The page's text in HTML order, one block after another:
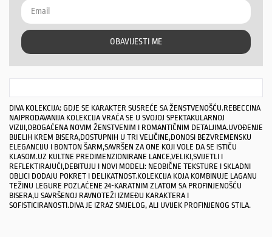
OBAVIJESTI ME
DIVA KOLEKCIJA: GDJE SE KARAKTER SUSREĆE SA ŽENSTVENOŠĆU.REBECCINA
NAJPRODAVANIJA KOLEKCIJA VRAĆA SE U SVOJOJ SPEKTAKULARNOJ
VIZIJI,OBOGAĆENA NOVIM ŽENSTVENIM I ROMANTIČNIM DETALJIMA.UVOĐENJE
BIJELIH KREM ​​BISERA,DOSTUPNIH U TRI VELIČINE,DONOSI BEZVREMENSKU
ELEGANCIJU I BONTON ŠARM,SAVRŠEN ZA ONE KOJI VOLE DA SE ISTIČU
KLASOM.UZ KULTNE PREDIMENZIONIRANE LANCE,VELIKI,SVIJETLI I
REFLEKTIRAJUĆI,DEBITUJU I NOVI MODELI: NEOBIČNE TEKSTURE I SKLADNI
OBLICI DODAJU POKRET I DELIKATNOST.KOLEKCIJA KOJA KOMBINUJE LAGANU
TEŽINU LEGURE POZLAĆENE 24-KARATNIM ZLATOM SA PROFINJENOŠĆU
BISERA,U SAVRŠENOJ RAVNOTEŽI IZMEĐU KARAKTERA I
SOFISTICIRANOSTI.DIVA JE IZRAZ SMJELOG, ALI UVIJEK PROFINJENOG STILA.